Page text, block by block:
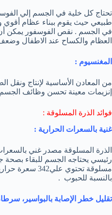
تحتاج كل خلية في الجسم إلي
طبيعي حيث يقوم ببناء عظام أقوي
في الجسم . نقص الفوسفور يمكن أن
العظام والكساح عند الاطفال
المغنسيوم :
من المعادن الأساسية لإنتاج ونقل
إنزيمات معينة تحسن وظائف
فوائد الذرة المسلوقة :
غنية بالسعرات الحرارية :
الذرة المسلوقة مصدر غني
مسلوقة تحتوي
بالنسبة للحبوب .
تقليل خطر الإصابة بالبواسير،